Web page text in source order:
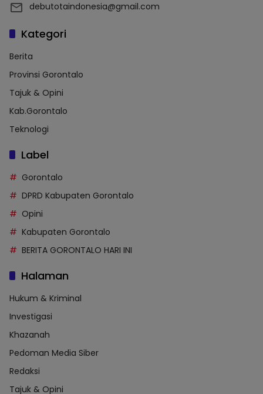
debutotaindonesia@gmail.com
Kategori
Berita
Provinsi Gorontalo
Tajuk & Opini
Kab.Gorontalo
Teknologi
Label
Gorontalo
DPRD Kabupaten Gorontalo
Opini
Kabupaten Gorontalo
BERITA GORONTALO HARI INI
Halaman
Hukum & Kriminal
Investigasi
Khazanah
Pedoman Media Siber
Redaksi
Tajuk & Opini